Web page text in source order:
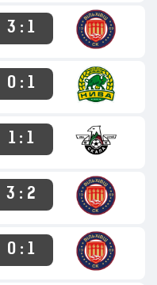
3 : 1
0 : 1
1 : 1
3 : 2
0 : 1